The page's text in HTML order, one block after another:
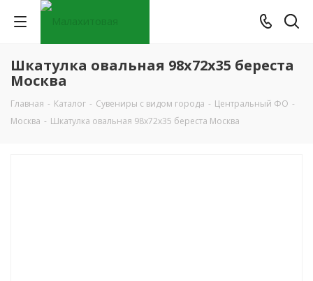
Шкатулка овальная 98х72х35 береста
Москва
Главная - Каталог - Сувениры с видом города - Центральный ФО -
Москва - Шкатулка овальная 98х72х35 береста Москва